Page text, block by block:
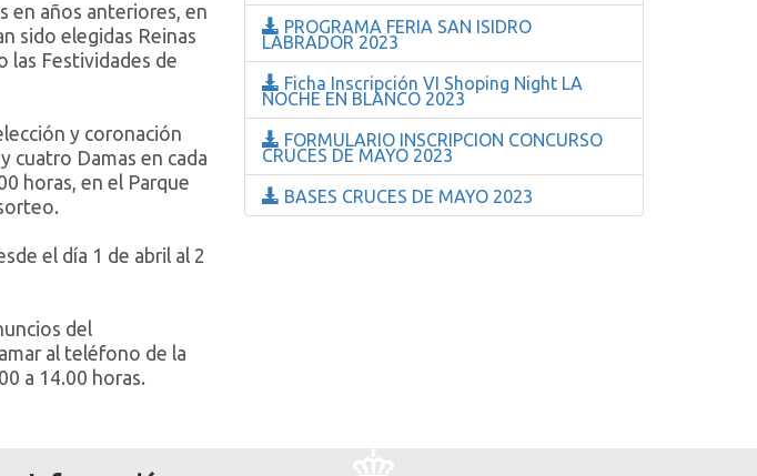
en años anteriores, en
sido elegidas Reinas
las Festividades de
y coronación
cuatro Damas en cada
horas, en el Parque
el día 1 de abril al 2
del
al teléfono de la
a 14.00 horas.
PROGRAMA FERIA SAN ISIDRO
LABRADOR 2023
Ficha Inscripción VI Shoping Night LA
NOCHE EN BLANCO 2023
FORMULARIO INSCRIPCION CONCURSO
CRUCES DE MAYO 2023
BASES CRUCES DE MAYO 2023